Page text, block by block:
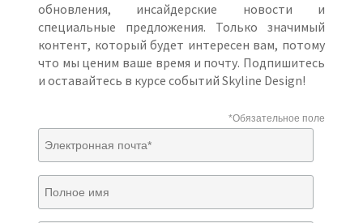
обновления, инсайдерские новости и
специальные предложения. Только значимый
контент, который будет интересен вам, потому
что мы ценим ваше время и почту. Подпишитесь
и оставайтесь в курсе событий Skyline Design!
*Обязательное поле